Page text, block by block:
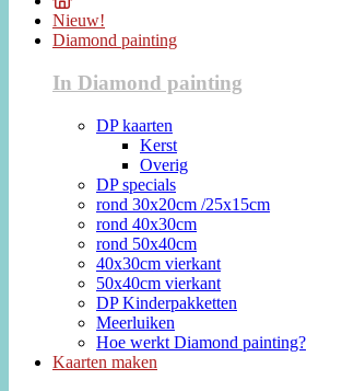
Nieuw!
Diamond painting
In Diamond painting
DP kaarten
Kerst
Overig
DP specials
rond 30x20cm /25x15cm
rond 40x30cm
rond 50x40cm
40x30cm vierkant
50x40cm vierkant
DP Kinderpakketten
Meerluiken
Hoe werkt Diamond painting?
Kaarten maken